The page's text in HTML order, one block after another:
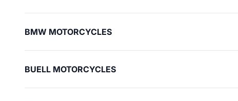
BMW MOTORCYCLES
BUELL MOTORCYCLES